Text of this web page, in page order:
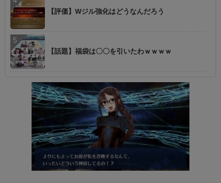
【評価】Wジル強化はどうなんだろう
【話題】福袋は〇〇を引いたわｗｗｗｗ